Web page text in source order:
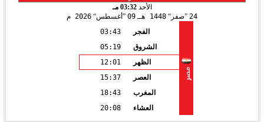
الأحد03:32 مـ
24 صفر 1448 هـ 09 أغسطس 2026 م
مصر
الفجر
03:43
الشروق
05:19
الظهر
12:01
العصر
15:37
المغرب
18:43
العشاء
20:08